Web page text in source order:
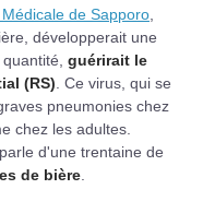
de Sapporo
développerait une
guérirait le
(RS) . Ce virus, qui se
pneumonies chez
chez les adultes.
d'une trentaine de
de bière